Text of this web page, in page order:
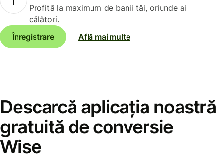
Profită la maximum de banii tăi, oriunde ai
călători.
Înregistrare
Află mai multe
Descarcă aplicația noastră
gratuită de conversie
Wise